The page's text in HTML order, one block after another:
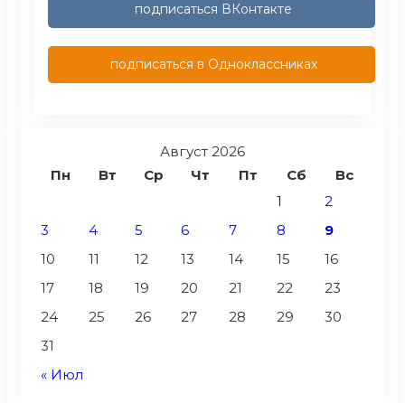
подписаться ВКонтакте
подписаться в Одноклассниках
Август 2026
Пн
Вт Ср Чт Пт Сб Вс
« Июл
1
2
3
4 5 6 7 8
9
10
11 12 13 14 15
16
17
18 19 20 21 22
23
24
25 26 27 28 29
30
31